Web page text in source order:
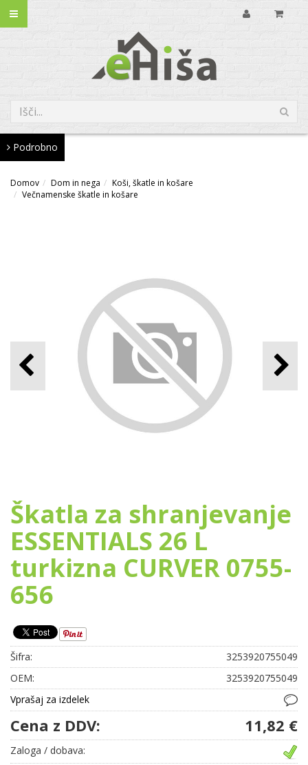
Podrobno
Domov Dom in nega
Koši, škatle in košare
Večnamenske škatle in košare
Škatla za shranjevanje
ESSENTIALS 26 L
turkizna CURVER 0755-
656
Šifra:
3253920755049
OEM:
3253920755049
Vprašaj za izdelek
Cena z DDV: 11,82 €
Zaloga / dobava: